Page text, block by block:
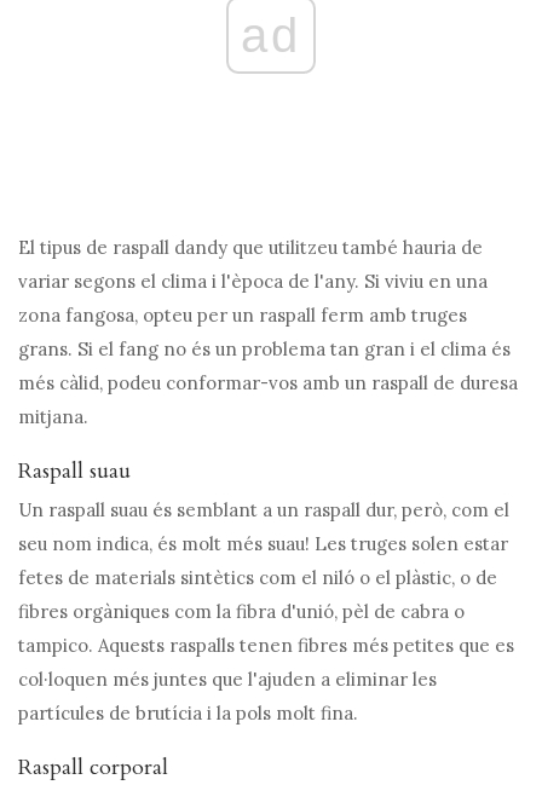
ad
El tipus de raspall dandy que utilitzeu també hauria de
variar segons el clima i l'època de l'any. Si viviu en una
zona fangosa, opteu per un raspall ferm amb truges
grans. Si el fang no és un problema tan gran i el clima és
més càlid, podeu conformar-vos amb un raspall de duresa
mitjana.
Raspall suau
Un raspall suau és semblant a un raspall dur, però, com el
seu nom indica, és molt més suau! Les truges solen estar
fetes de materials sintètics com el niló o el plàstic, o de
fibres orgàniques com la fibra d'unió, pèl de cabra o
tampico. Aquests raspalls tenen fibres més petites que es
col·loquen més juntes que l'ajuden a eliminar les
partícules de brutícia i la pols molt fina.
Raspall corporal